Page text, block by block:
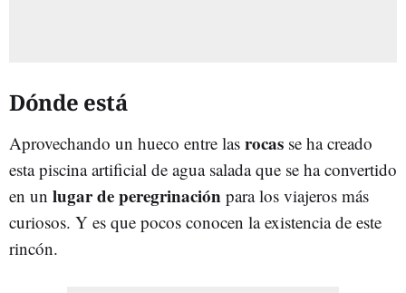
Dónde está
Aprovechando un hueco entre las rocas se ha creado
esta piscina artificial de agua salada que se ha convertido
en un lugar de peregrinación para los viajeros más
curiosos. Y es que pocos conocen la existencia de este
rincón.